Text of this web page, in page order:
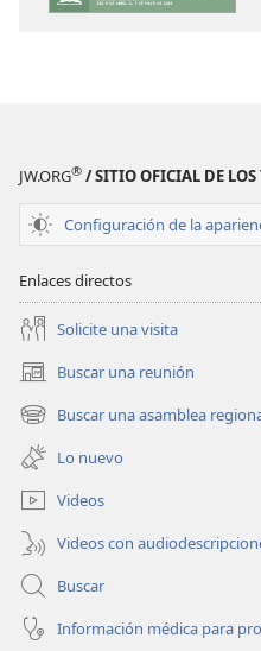
JW.ORG® / SITIO OFICIAL DE LOS
Configuración de la
Enlaces directos
Solicite una visita
Buscar una reunión
(abre
una
nueva
ventana)
Buscar una asamblea
(abre
una
nueva
ventana)
Lo nuevo
Videos
Videos con
Buscar
Información médica para